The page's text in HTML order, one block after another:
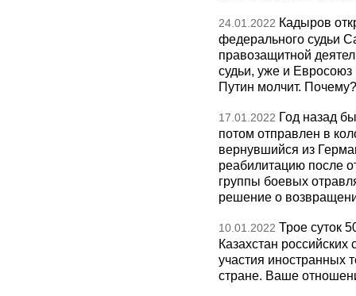
24.01.2022 Кадыров
федерального судьи
правозащитной
судьи, уже и
Путин молчит. Почему?
17.01.2022 Год назад
потом отправлен в
вернувшийся из
реабилитацию после
группы боевых
решение о
10.01.2022 Трое суток
Казахстан
участия иностранных
стране. Ваше